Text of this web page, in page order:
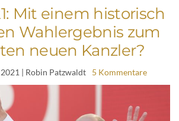
Mit einem historisch
Wahlergebnis zum
neuen Kanzler?
| Robin Patzwaldt 5 Kommentare